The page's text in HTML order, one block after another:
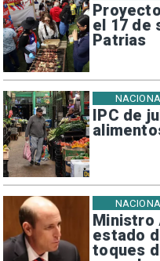
el 17 de
Patrias
IPC de
Ministro
estado
toques